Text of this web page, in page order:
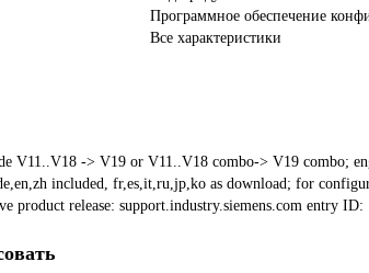
Программное обеспечение
Все характеристики
V11..V18 -> V19 or V11..V18 combo-> V19 combo;
included, fr,es,it,ru,jp,ko as download; for
product release: support.industry.siemens.com